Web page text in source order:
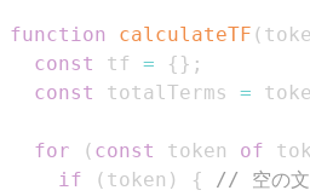
function calculateTF (
const
tf = { } ;
const
totalTerms =
for ( const token of
if
( token ) {
// 空の文